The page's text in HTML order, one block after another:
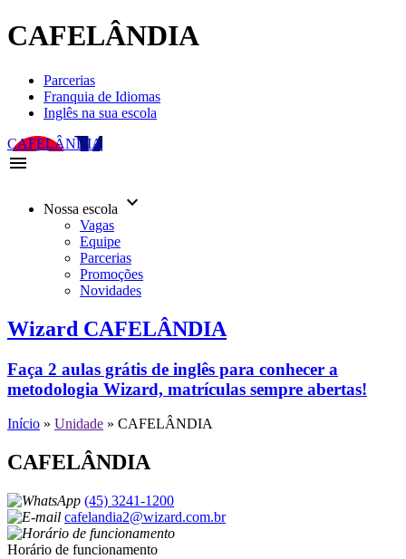
CAFELÂNDIA
Parcerias
Franquia de Idiomas
Inglês na sua escola
CAFELÂNDIA
menu
Nossa escola keyboard_arrow_down
Vagas
Equipe
Parcerias
Promoções
Novidades
Wizard CAFELÂNDIA
Faça 2 aulas grátis de inglês para conhecer a
metodologia Wizard, matrículas sempre abertas!
Início » Unidade » CAFELÂNDIA
CAFELÂNDIA
(45) 3241-1200
cafelandia2@wizard.com.br
Horário de funcionamento